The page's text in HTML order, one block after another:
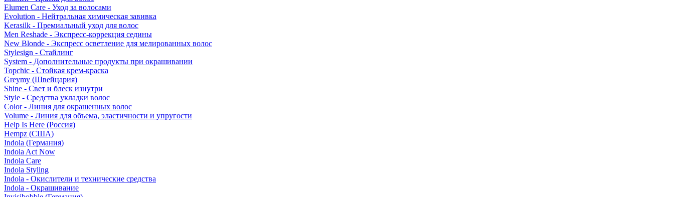
Elumen Care - Уход за волосами
Evolution - Нейтральная химическая завивка
Kerasilk - Премиальный уход для волос
Men Reshade - Экспресс-коррекция седины
New Blonde - Экспресс осветление для мелированных волос
Stylesign - Стайлинг
System - Дополнительные продукты при окрашивании
Topchic - Стойкая крем-краска
Greymy (Швейцария)
Shine - Свет и блеск изнутри
Style - Средства укладки волос
Color - Линия для окрашенных волос
Volume - Линия для объема, эластичности и упругости
Help Is Here (Россия)
Hempz (США)
Indola (Германия)
Indola Act Now
Indola Care
Indola Styling
Indola - Окислители и технические средства
Indola - Окрашивание